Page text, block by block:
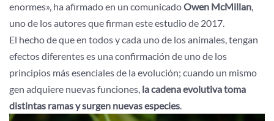
enormes», ha afirmado en un comunicadoOwen McMillan,
uno de los autores que firman este estudio de 2017.
El hecho de que en todos y cada uno de los animales, tengan
efectos diferentes es una confirmación de uno de los
principios más esenciales de la evolución; cuando un mismo
gen adquiere nuevas funciones, la cadena evolutiva toma
distintas ramas y surgen nuevas especies.